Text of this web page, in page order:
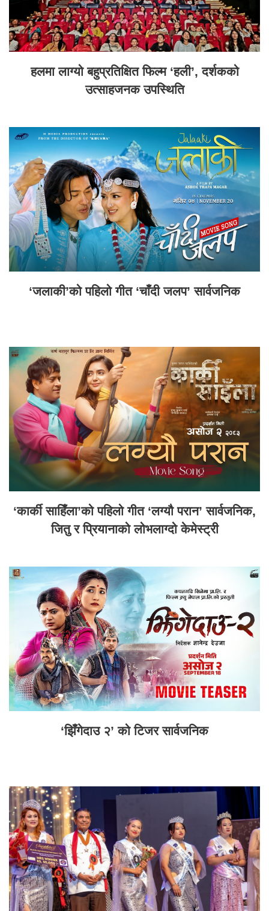
हलमा लाग्यो बहुप्रतिक्षित फिल्म ‘हली’, दर्शकको
उत्साहजनक उपस्थिति
‘जलाकी’को पहिलो गीत ‘चाँदी जलप’ सार्वजनिक
‘कार्की साहिँला’को पहिलो गीत ‘लग्यौ परान’ सार्वजनिक,
जितु र प्रियानाको लोभलाग्दो केमेस्ट्री
‘झिँगेदाउ २’ को टिजर सार्वजनिक